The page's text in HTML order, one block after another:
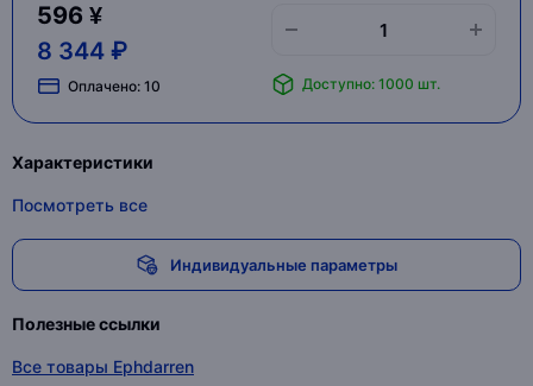
596 ¥
8 344 ₽
Оплачено: 10 Доступно: 1000 шт.
Характеристики
Посмотреть все
Индивидуальные параметры
Полезные ссылки
Все товары Ephdarren